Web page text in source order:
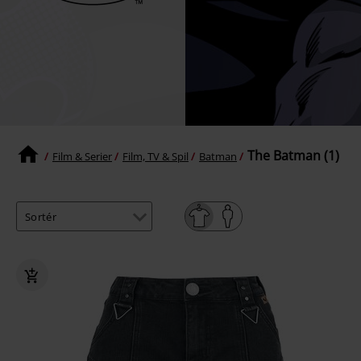
Film & Serier Film, TV & Spil Batman The Batman (1)